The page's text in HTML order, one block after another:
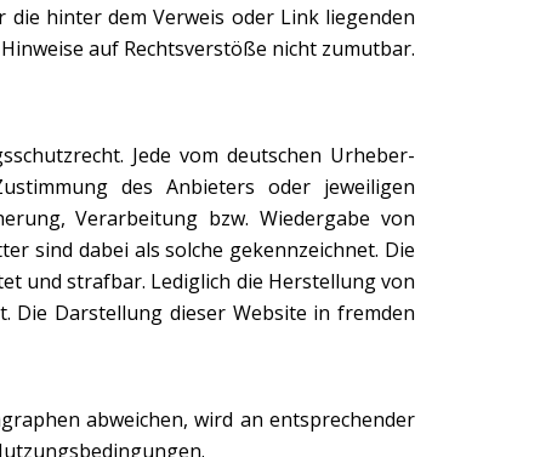
hinter dem Verweis oder Link liegenden
auf Rechtsverstöße nicht zumutbar.
Jede vom deutschen Urheber-
des Anbieters oder jeweiligen
Verarbeitung bzw. Wiedergabe von
sind dabei als solche gekennzeichnet. Die
und strafbar. Lediglich die Herstellung von
Die Darstellung dieser Website in fremden
abweichen, wird an entsprechender